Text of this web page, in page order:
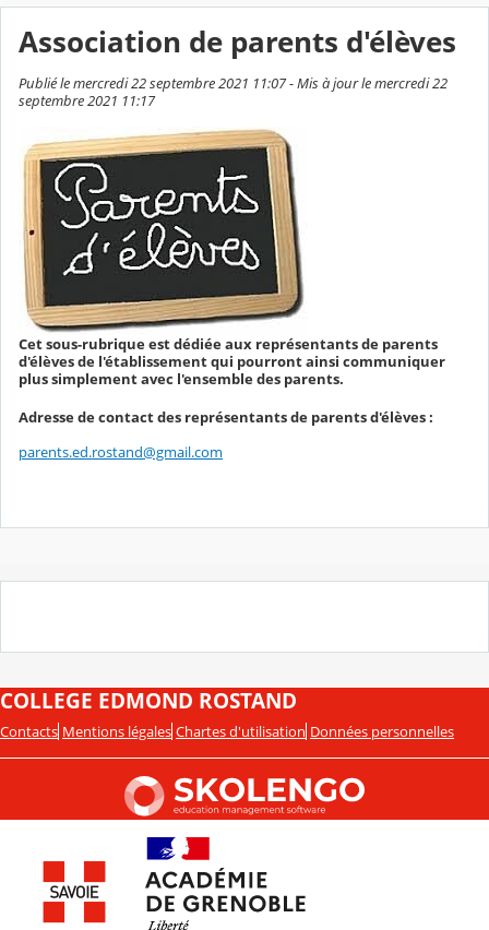
Association de parents d'élèves
Publié le mercredi 22 septembre 2021 11:07 - Mis à jour le mercredi 22
septembre 2021 11:17
Cet sous-rubrique est dédiée aux représentants de parents
d'élèves de l'établissement qui pourront ainsi communiquer
plus simplement avec l'ensemble des parents.
Adresse de contact des représentants de parents d'élèves :
parents.ed.rostand@gmail.com
COLLEGE EDMOND ROSTAND
Contacts Mentions légales Chartes d'utilisation Données personnelles